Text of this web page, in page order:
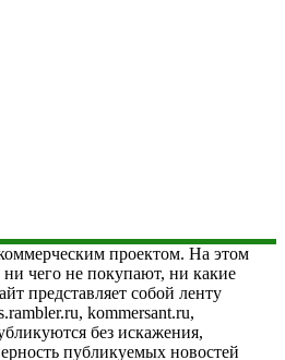
проектом. На этом
чего не покупают, ни какие
представляет собой ленту
kommersant.ru,
без искажения,
публикуемых новостей